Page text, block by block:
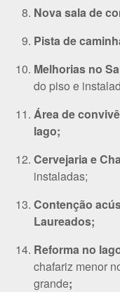
Nova sala de
Pista de
Melhorias no
do piso e
Área de
lago;
Cervejaria e
instaladas;
Contenção
Laureados;
Reforma no
chafariz menor
grande;